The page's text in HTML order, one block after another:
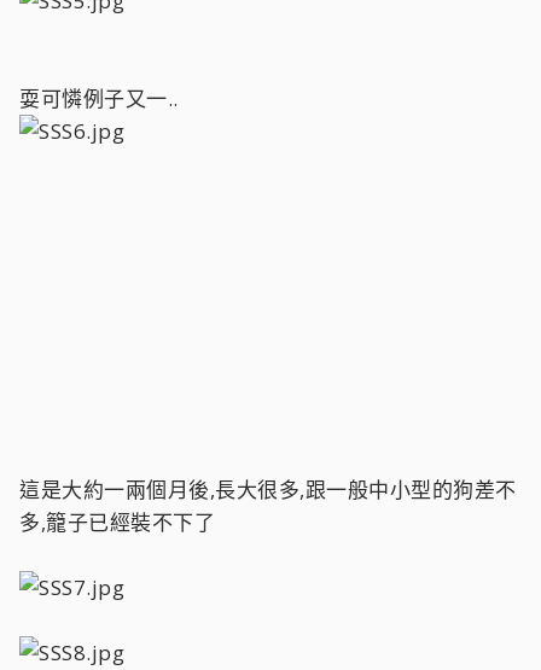
耍可憐例子又一..
這是大約一兩個月後,長大很多,跟一般中小型的狗差不
多,籠子已經裝不下了